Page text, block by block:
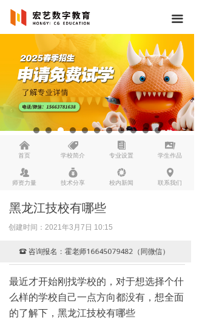
낀
首页
뀄
学校简介
뀴
专业设置
끡
学生作品
뀡
师资力量
낐
技术分享
넆
校内新闻
넹
联系我们
끀
黑龙江技校有哪些
创建时间： 2021年3月7日 10:15
最近才开始刚找学校的，对于想选择个什
么样的学校自己一点方向都没有，想全面
的了解下，黑龙江技校有哪些
뀰 咨询报名：霍老师16645079482（同微信）